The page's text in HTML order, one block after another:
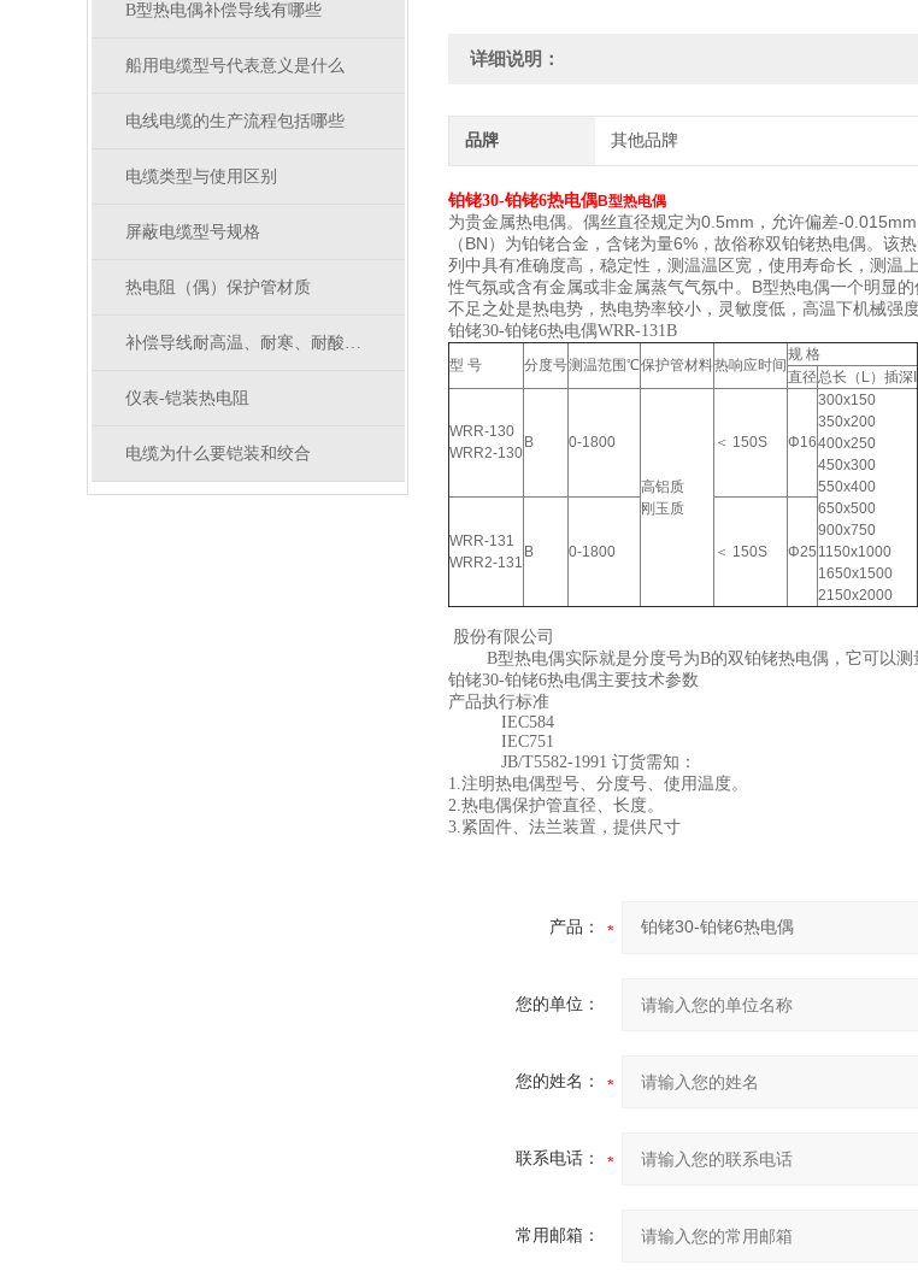
B型热电偶补偿导线有哪些
船用电缆型号代表意义是什么
电线电缆的生产流程包括哪些
电缆类型与使用区别
屏蔽电缆型号规格
热电阻（偶）保护管材质
补偿导线耐高温、耐寒、耐酸碱油水型号
仪表-铠装热电阻
电缆为什么要铠装和绞合
详细说明：
品牌 其他品牌
铂铑30-铂铑6热电偶B型热电偶
为贵金属热电偶。偶丝直径规定为0.5mm，允许偏差-
（BN）为铂铑合金，含铑为量6%，故俗称双铂铑热电偶。
列中具有准确度高，稳定性，测温温区宽，使用寿命长，测温
性气氛或含有金属或非金属蒸气气氛中。B型热电偶一个明显
不足之处是热电势，热电势率较小，灵敏度低，高温下机械强
铂铑30-铂铑6热电偶WRR-131B
型 号 分度号测温范围℃保护管材料热响应时间
规 格
直径总长（L）插深I
WRR-130
WRR2-130
B 0-1800
高铝质
刚玉质
＜ 150S Φ16
300x150
350x200
400x250
450x300
550x400
650x500
900x750
1150x1000
1650x1500
2150x2000
WRR-131
WRR2-131
B 0-1800 ＜ 150S Φ25
股份有限公司
B型热电偶实际就是分度号为B的双铂铑热电偶，它可以测
铂铑30-铂铑6热电偶主要技术参数
产品执行标准
IEC584
IEC751
JB/T5582-1991 订货需知：
1.注明热电偶型号、分度号、使用温度。
2.热电偶保护管直径、长度。
3.紧固件、法兰装置，提供尺寸
产品：
您的单位：
您的姓名：
联系电话：
常用邮箱：